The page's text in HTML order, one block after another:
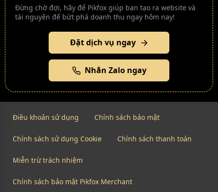
Đừng chờ đợi, hãy để Pikfox giúp bạn tạo ra website và
tài nguyên để bứt phá doanh thu ngay hôm nay!
Đặt dịch vụ ngay
Nhắn Zalo ngay
Điều khoản sử dụng Chính sách bảo mật
Chính sách sử dụng Cookie Chính sách thanh toán
Miễn trừ trách nhiệm
Chính sách bảo mật Pikfox Merchant